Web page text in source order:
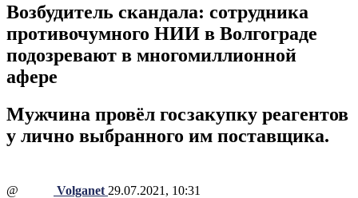
Возбудитель скандала: сотрудника
противочумного НИИ в Волгограде
подозревают в многомиллионной
афере
Мужчина провёл госзакупку реагентов
у лично выбранного им поставщика.
@ Volganet 29.07.2021, 10:31